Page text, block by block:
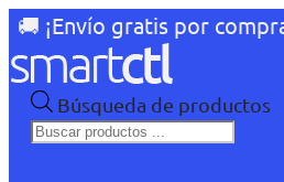
🚚 ¡Envío gratis por
Búsqueda de productos